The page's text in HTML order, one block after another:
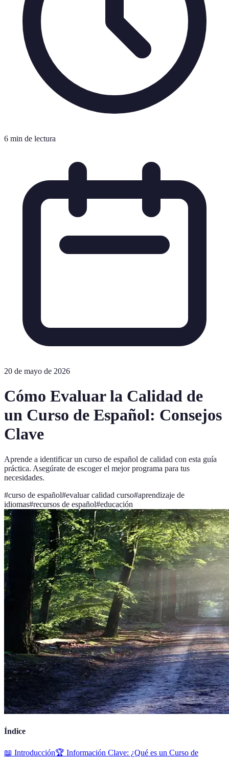
6 min de lectura
20 de mayo de 2026
Cómo Evaluar la Calidad de
un Curso de Español: Consejos
Clave
Aprende a identificar un curso de español de calidad con esta guía
práctica. Asegúrate de escoger el mejor programa para tus
necesidades.
#curso de español#evaluar calidad curso#aprendizaje de
idiomas#recursos de español#educación
Índice
📖 Introducción🏆 Información Clave: ¿Qué es un Curso de